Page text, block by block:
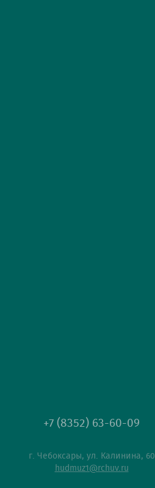
+7 (8352) 63-60-09
г. Чебоксары, ул. Калинина, 60
hudmuz1@rchuv.ru